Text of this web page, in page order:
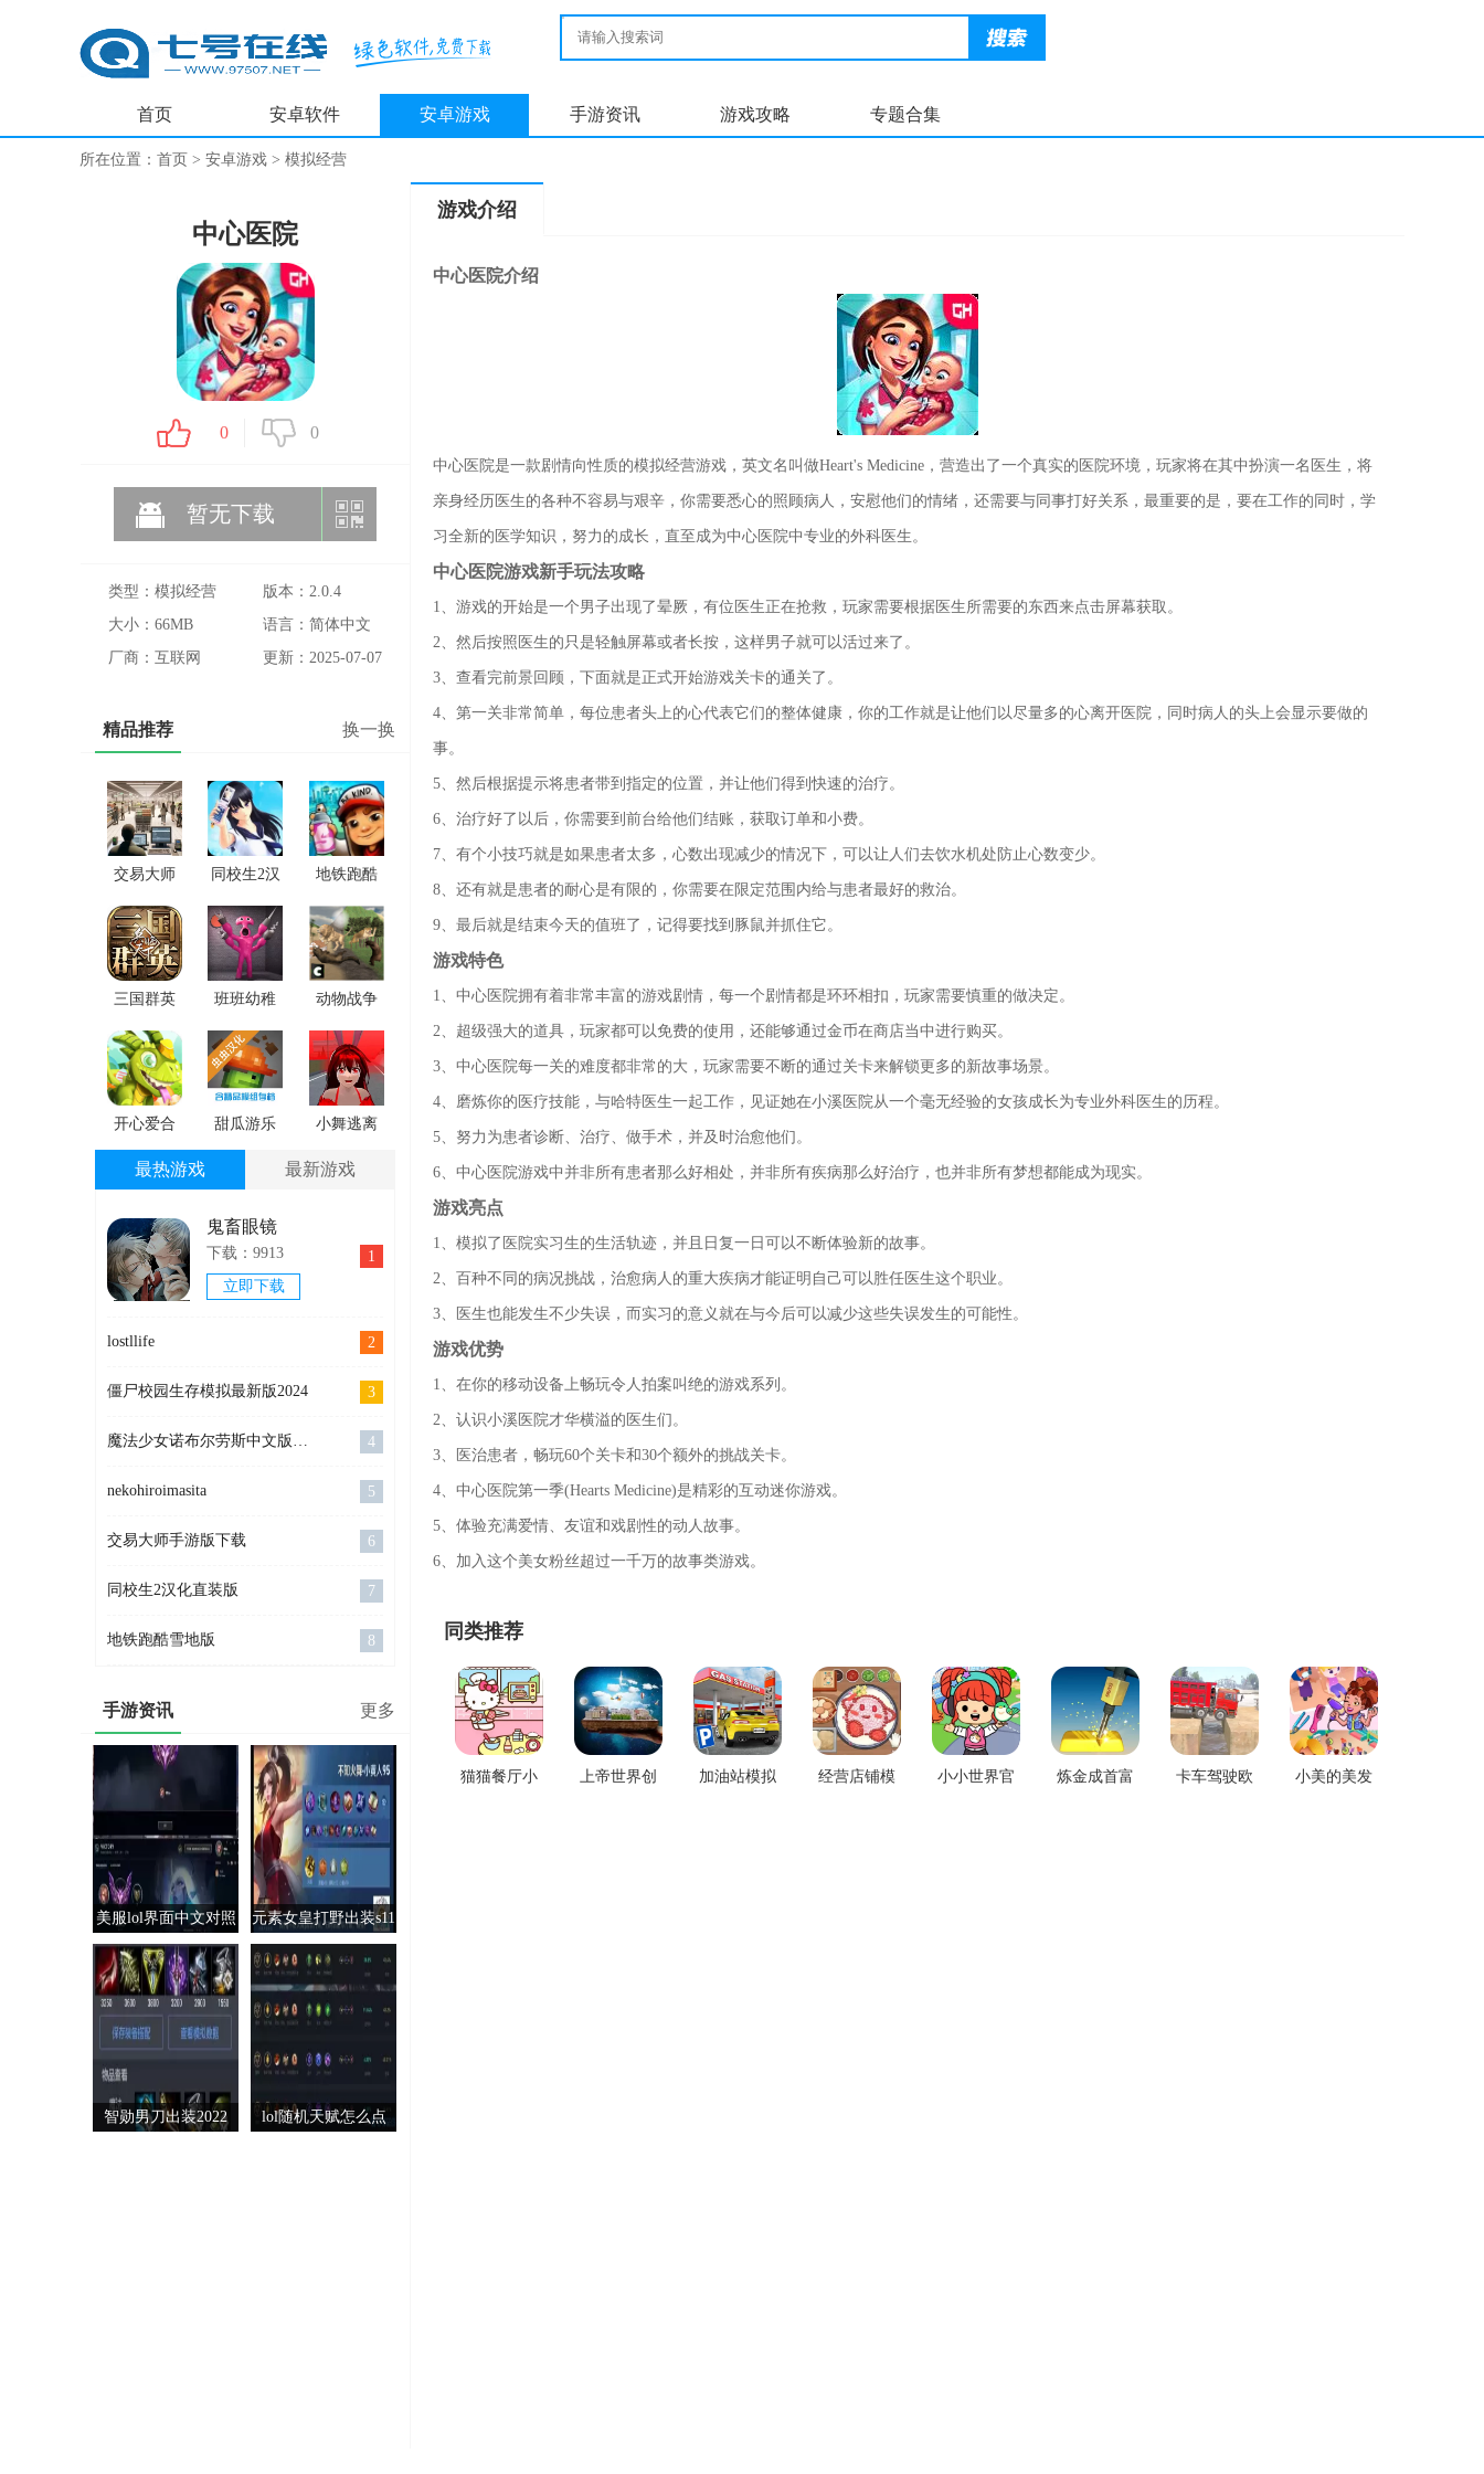
首页 安卓软件 安卓游戏 手游资讯 游戏攻略 专题合集
所在位置： 首页 > 安卓游戏 > 模拟经营
中心医院
0 0
暂无下载
类型：模拟经营
版本：2.0.4
大小：66MB
语言：简体中文
厂商：互联网
更新：2025-07-07
精品推荐 换一换
交易大师
手游版下
载
同校生2汉
化直装版
地铁跑酷
雪地版
三国群英
之兵临天
下官方下
载
班班幼稚
园官方正
版
动物战争
模拟器
开心爱合
成
甜瓜游乐
场虫虫助
小舞逃离
手机版
最热游戏 最新游戏
鬼畜眼镜
下载：9913
立即下载
1
lostllife 2
僵尸校园生存模拟最新版2024 3
魔法少女诺布尔劳斯中文版官网手机版 4
nekohiroimasita 5
交易大师手游版下载 6
同校生2汉化直装版 7
地铁跑酷雪地版 8
手游资讯 更多
美服lol界面中文对照 元素女皇打野出装s11
智勋男刀出装2022 lol随机天赋怎么点
游戏介绍
中心医院介绍
中心医院是一款剧情向性质的模拟经营游戏，英文名叫做Heart's Medicine，营造出了一个真实的医院环境，玩家将在其中扮演一名医生，将
亲身经历医生的各种不容易与艰辛，你需要悉心的照顾病人，安慰他们的情绪，还需要与同事打好关系，最重要的是，要在工作的同时，学
习全新的医学知识，努力的成长，直至成为中心医院中专业的外科医生。
中心医院游戏新手玩法攻略
1、游戏的开始是一个男子出现了晕厥，有位医生正在抢救，玩家需要根据医生所需要的东西来点击屏幕获取。
2、然后按照医生的只是轻触屏幕或者长按，这样男子就可以活过来了。
3、查看完前景回顾，下面就是正式开始游戏关卡的通关了。
4、第一关非常简单，每位患者头上的心代表它们的整体健康，你的工作就是让他们以尽量多的心离开医院，同时病人的头上会显示要做的
事。
5、然后根据提示将患者带到指定的位置，并让他们得到快速的治疗。
6、治疗好了以后，你需要到前台给他们结账，获取订单和小费。
7、有个小技巧就是如果患者太多，心数出现减少的情况下，可以让人们去饮水机处防止心数变少。
8、还有就是患者的耐心是有限的，你需要在限定范围内给与患者最好的救治。
9、最后就是结束今天的值班了，记得要找到豚鼠并抓住它。
游戏特色
1、中心医院拥有着非常丰富的游戏剧情，每一个剧情都是环环相扣，玩家需要慎重的做决定。
2、超级强大的道具，玩家都可以免费的使用，还能够通过金币在商店当中进行购买。
3、中心医院每一关的难度都非常的大，玩家需要不断的通过关卡来解锁更多的新故事场景。
4、磨炼你的医疗技能，与哈特医生一起工作，见证她在小溪医院从一个毫无经验的女孩成长为专业外科医生的历程。
5、努力为患者诊断、治疗、做手术，并及时治愈他们。
6、中心医院游戏中并非所有患者那么好相处，并非所有疾病那么好治疗，也并非所有梦想都能成为现实。
游戏亮点
1、模拟了医院实习生的生活轨迹，并且日复一日可以不断体验新的故事。
2、百种不同的病况挑战，治愈病人的重大疾病才能证明自己可以胜任医生这个职业。
3、医生也能发生不少失误，而实习的意义就在与今后可以减少这些失误发生的可能性。
游戏优势
1、在你的移动设备上畅玩令人拍案叫绝的游戏系列。
2、认识小溪医院才华横溢的医生们。
3、医治患者，畅玩60个关卡和30个额外的挑战关卡。
4、中心医院第一季(Hearts Medicine)是精彩的互动迷你游戏。
5、体验充满爱情、友谊和戏剧性的动人故事。
6、加入这个美女粉丝超过一千万的故事类游戏。
同类推荐
猫猫餐厅小
上帝世界创
加油站模拟
经营店铺模
小小世界官
炼金成首富
卡车驾驶欧
小美的美发